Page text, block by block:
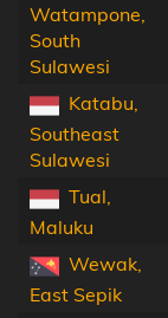
Watampone,
South
Sulawesi
Katabu,
Southeast
Sulawesi
Tual,
Maluku
Wewak,
East Sepik